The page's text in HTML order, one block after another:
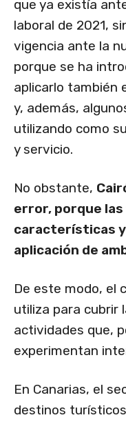
que ya existía
laboral de 2021,
vigencia ante la
porque se ha
aplicarlo también
y, además,
utilizando como
y servicio.
No obstante,
error, porque
características
aplicación de
De este modo, el
utiliza para cubrir
actividades que,
experimentan
En Canarias, el
destinos